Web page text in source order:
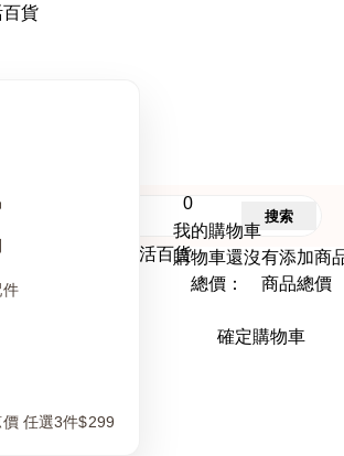
件
任選3件$299
0
我的購物車
購物車還沒有添加商
總價： 商品總價
確定購物車
搜索